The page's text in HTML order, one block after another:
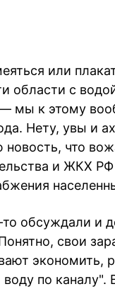
или
области с
— мы к этому
Нету, увы и
новость, что
и ЖКХ
обсуждали и
свои
экономить,
по